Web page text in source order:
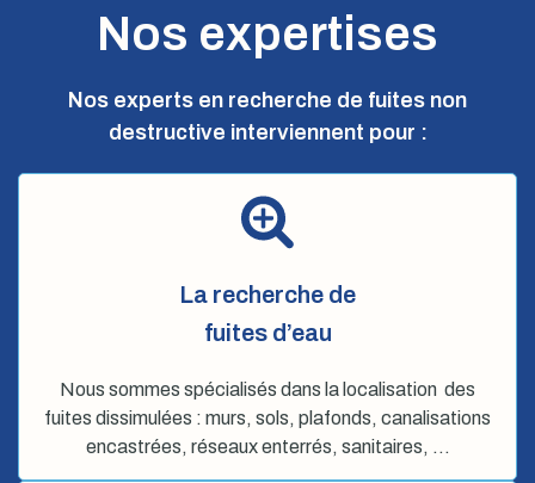
Nos expertises
Nos experts en recherche de fuites non
destructive interviennent pour :
La recherche de
fuites d’eau
Nous sommes spécialisés dans la localisation des
fuites dissimulées : murs, sols, plafonds, canalisations
encastrées, réseaux enterrés, sanitaires, …